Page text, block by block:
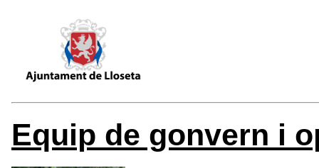
Equip de gonvern i